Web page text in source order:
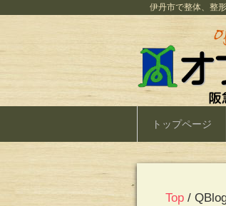
伊丹市で整体、整
トップページ
Top /